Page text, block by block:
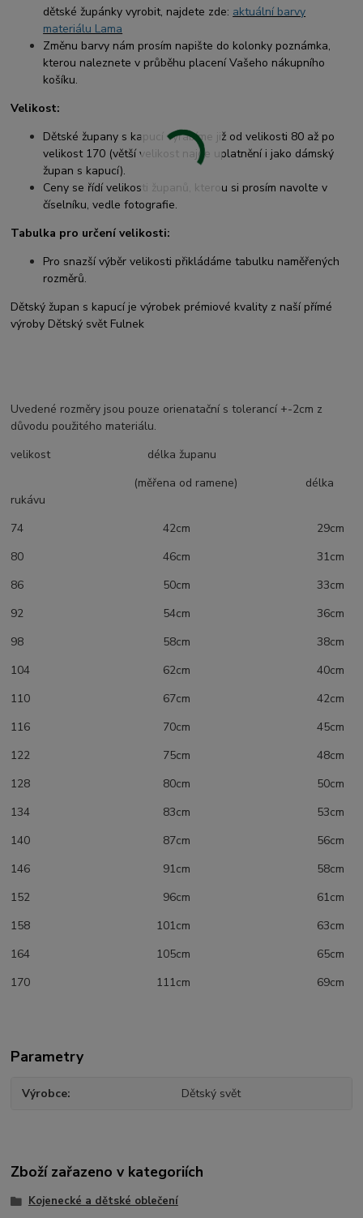
dětské župánky vyrobit, najdete zde: aktuální barvy
materiálu Lama
Změnu barvy nám prosím napište do kolonky poznámka,
kterou naleznete v průběhu placení Vašeho nákupního
košíku.
Velikost:
Dětské župany s kapucí vyrábíme již od velikosti 80 až po
velikost 170 (větší velikost najde uplatnění i jako dámský
župan s kapucí).
Ceny se řídí velikosti županů, kterou si prosím navolte v
číselníku, vedle fotografie.
Tabulka pro určení velikosti:
Pro snazší výběr velikosti přikládáme tabulku naměřených
rozměrů.
Dětský župan s kapucí je výrobek prémiové kvality z naší přímé
výroby Dětský svět Fulnek
Uvedené rozměry jsou pouze orienatační s tolerancí +-2cm z
důvodu použitého materiálu.
velikost délka županu
(měřena od ramene) délka
rukávu
74 42cm 29cm
80 46cm 31cm
86 50cm 33cm
92 54cm 36cm
98 58cm 38cm
104 62cm 40cm
110 67cm 42cm
116 70cm 45cm
122 75cm 48cm
128 80cm 50cm
134 83cm 53cm
140 87cm 56cm
146 91cm 58cm
152 96cm 61cm
158 101cm 63cm
164 105cm 65cm
170 111cm 69cm
Parametry
Výrobce Dětský svět
Zboží zařazeno v kategoriích
Kojenecké a dětské oblečení